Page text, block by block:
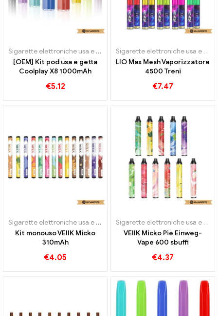
Sigarette elettroniche usa e getta
[OEM] Kit pod usa e getta
Coolplay X8 1000mAh
€5.12
Sigarette elettroniche usa e getta
LIO Max Mesh Vaporizzatore
4500 Treni
€7.47
Sigarette elettroniche usa e getta
Kit monouso VEIIK Micko
310mAh
€4.05
Sigarette elettroniche usa e getta
VEIIK Micko Pie Einweg-
Vape 600 sbuffi
€4.37